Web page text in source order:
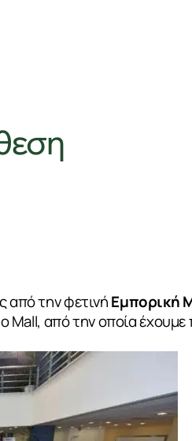
από την φετινήΕμπορική
Mall, από την οποία